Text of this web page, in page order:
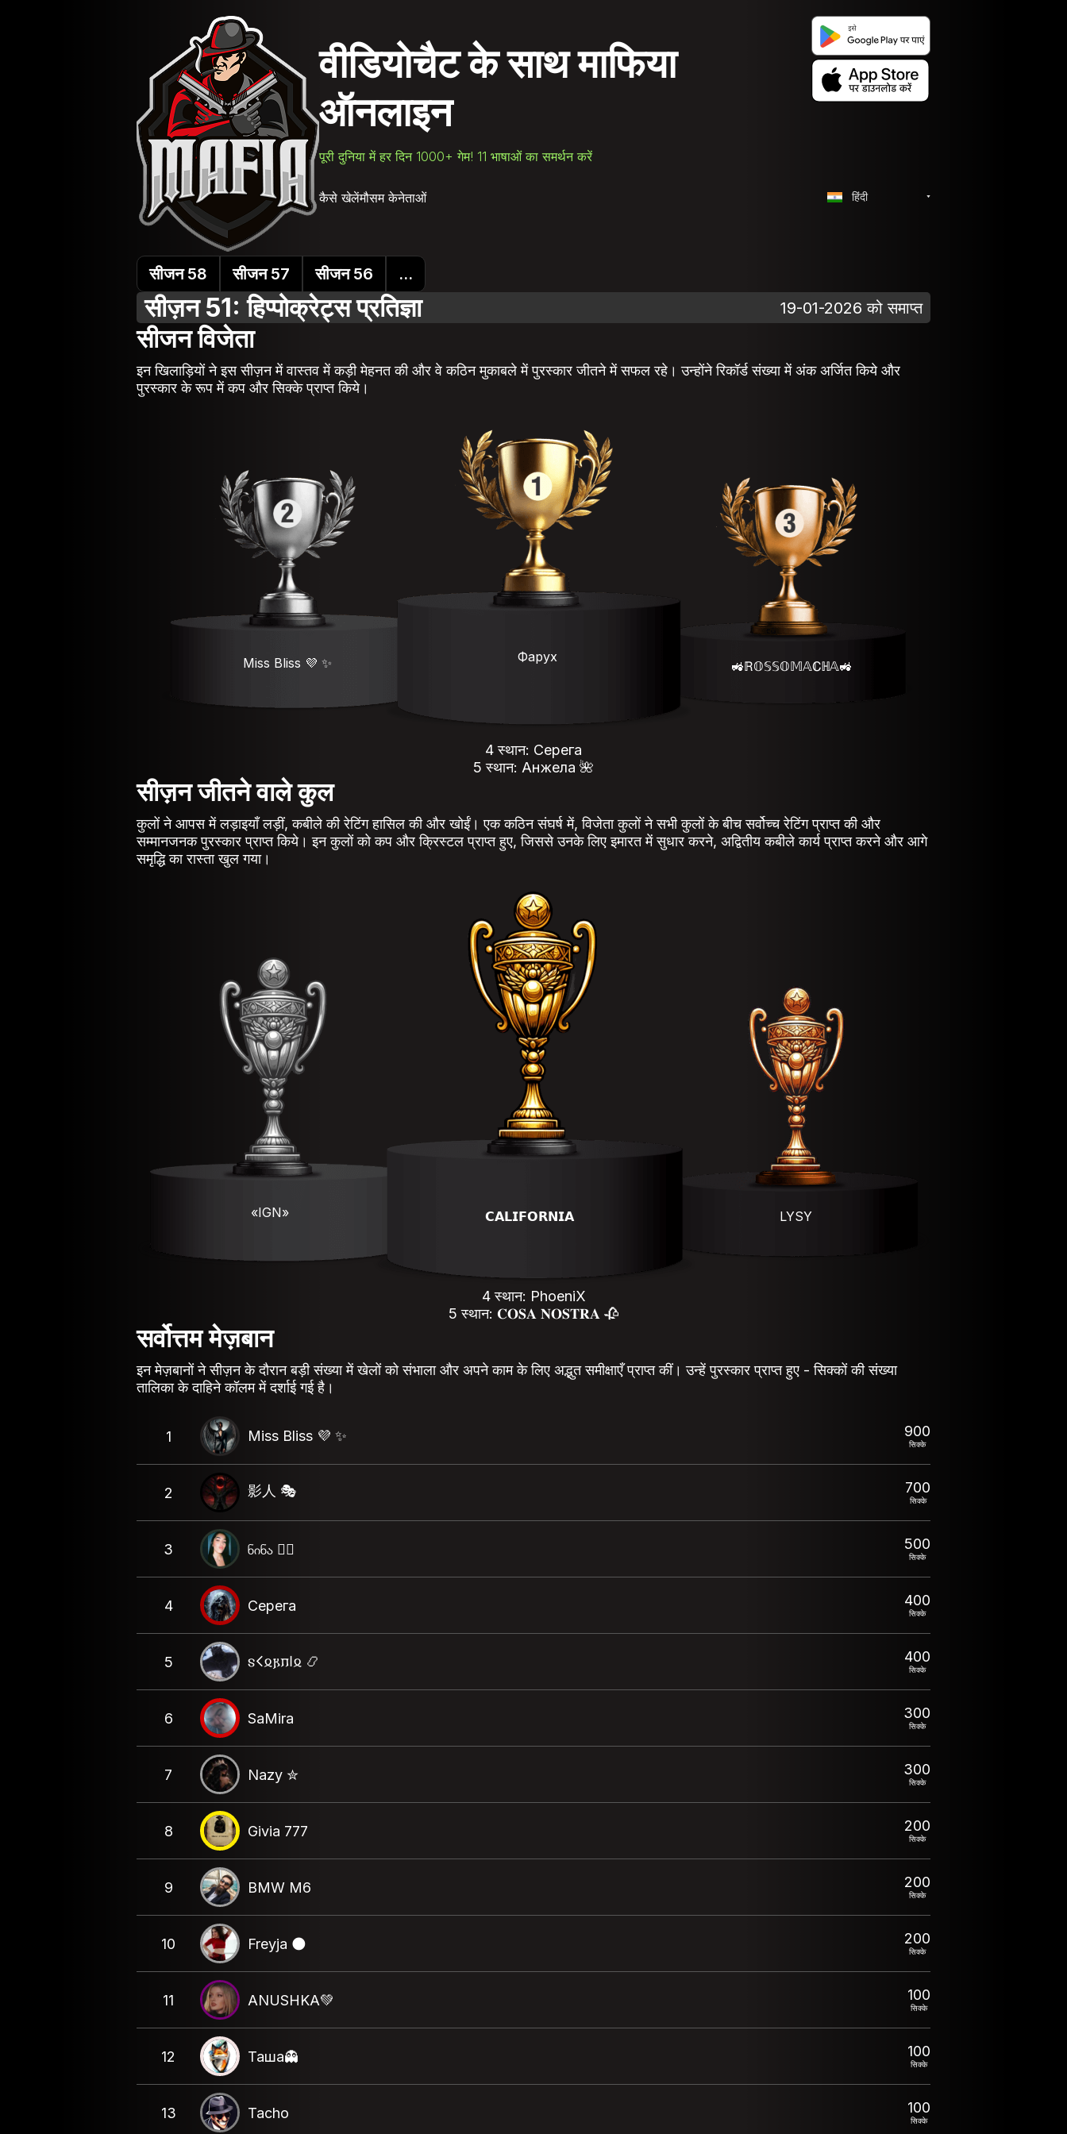
वीडियोचैट के साथमाफिया
ऑनलाइन
पूरी दुनिया में हर दिन 1000+ गेम! 11 भाषाओं का समर्थन करें
कैसे खेलेंमौसम केनेताओं हिंदी
सीजन 58 सीजन 57 सीजन 56 ...
सीज़न 51: हिप्पोक्रेट्स प्रतिज्ञा 19-01-2026 को समाप्त
सीजन विजेता
इन खिलाड़ियों ने इस सीज़न में वास्तव में कड़ी मेहनत की और वे कठिन मुकाबले में पुरस्कार जीतने में सफल रहे। उन्होंने रिकॉर्ड संख्या में अंक अर्जित किये और
पुरस्कार के रूप में कप और सिक्के प्राप्त किये।
Фарух
Miss Bliss 💜 ✨️ 🚜ℝ𝕆𝕊𝕊𝕆𝕄𝔸ℂℍ𝔸🚜
4 स्थान: Серега
5 स्थान: Анжела 🌺
सीज़न जीतने वाले कुल
कुलों ने आपस में लड़ाइयाँ लड़ीं, कबीले की रेटिंग हासिल की और खोईं। एक कठिन संघर्ष में, विजेता कुलों ने सभी कुलों के बीच सर्वोच्च रेटिंग प्राप्त की और
सम्मानजनक पुरस्कार प्राप्त किये। इन कुलों को कप और क्रिस्टल प्राप्त हुए, जिससे उनके लिए इमारत में सुधार करने, अद्वितीय कबीले कार्य प्राप्त करने और आगे
समृद्धि का रास्ता खुल गया।
𝗖𝗔𝗟𝗜𝗙𝗢𝗥𝗡𝗜𝗔
«IGN» LYSY
4 स्थान: PhoeniX
5 स्थान: 𝐂𝐎𝐒𝐀 𝐍𝐎𝐒𝐓𝐑𝐀 🥀
सर्वोत्तम मेज़बान
इन मेज़बानों ने सीज़न के दौरान बड़ी संख्या में खेलों को संभाला और अपने काम के लिए अद्भुत समीक्षाएँ प्राप्त कीं। उन्हें पुरस्कार प्राप्त हुए - सिक्कों की संख्या
तालिका के दाहिने कॉलम में दर्शाई गई है।
1 Miss Bliss 💜 ✨️ 900
सिक्के
2 影人 🎭 700
सिक्के
3 ნინა ❤️‍🔥 500
सिक्के
4 Серега 400
सिक्के
5 𐍃𐌂𐍉𐍂𐍀𐌉𐍉 📿 400
सिक्के
6 SaMira 300
सिक्के
7 Nazy ✮ 300
सिक्के
8 Givia 777 200
सिक्के
9 BMW M6 200
सिक्के
10 Freyja 🌑 200
सिक्के
11 ANUSHKA💚 100
सिक्के
12 Таша👻 100
सिक्के
13 Tacho 100
सिक्के